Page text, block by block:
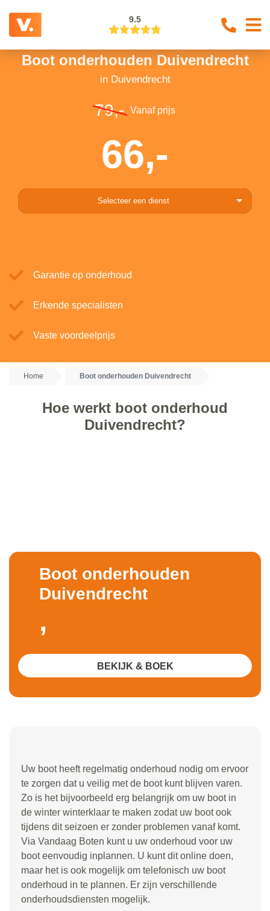
9.5
Boot onderhouden Duivendrecht
in Duivendrecht
79,- Vanaf prijs
66,-
Selecteer een dienst
Garantie op onderhoud
Erkende specialisten
Vaste voordeelprijs
Home Boot onderhouden Duivendrecht
Hoe werkt boot onderhoud
Duivendrecht?
Uw boot heeft regelmatig onderhoud nodig om ervoor
te zorgen dat u veilig met de boot kunt blijven varen.
Zo is het bijvoorbeeld erg belangrijk om uw boot in
de winter winterklaar te maken zodat uw boot ook
tijdens dit seizoen er zonder problemen vanaf komt.
Via Vandaag Boten kunt u uw onderhoud voor uw
boot eenvoudig inplannen. U kunt dit online doen,
maar het is ook mogelijk om telefonisch uw boot
onderhoud in te plannen. Er zijn verschillende
onderhoudsdiensten mogelijk.
Boot onderhouden
Duivendrecht
,
BEKIJK & BOEK